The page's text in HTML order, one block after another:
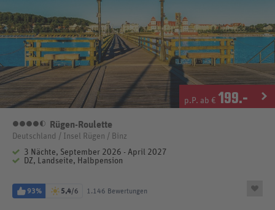
p.P. ab € 199.-
4,5 Sterne
Rügen-Roulette
Deutschland / Insel Rügen / Binz
3 Nächte, September 2026 - April 2027
DZ, Landseite, Halbpension
93% 5,4/6 1.146 Bewertungen